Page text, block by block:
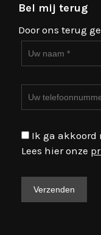
Bel mij terug
Door ons terug
Ik ga akkoord
Lees hier onze